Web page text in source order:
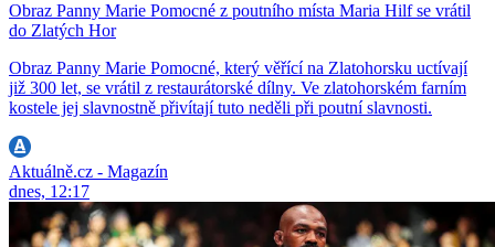
Obraz Panny Marie Pomocné z poutního místa Maria Hilf se vrátil
do Zlatých Hor
Obraz Panny Marie Pomocné, který věřící na Zlatohorsku uctívají
již 300 let, se vrátil z restaurátorské dílny. Ve zlatohorském farním
kostele jej slavnostně přivítají tuto neděli při poutní slavnosti.
Aktuálně.cz - Magazín
dnes, 12:17